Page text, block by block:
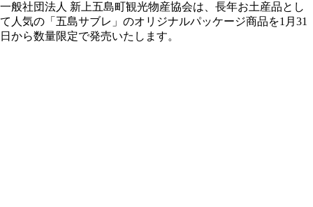
一般社団法人 新上五島町観光物産協会は、長年お土産品とし
て人気の「五島サブレ」のオリジナルパッケージ商品を1月31
日から数量限定で発売いたします。